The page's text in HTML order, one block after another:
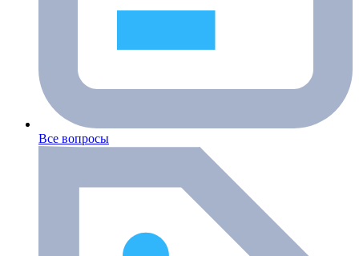
Все вопросы